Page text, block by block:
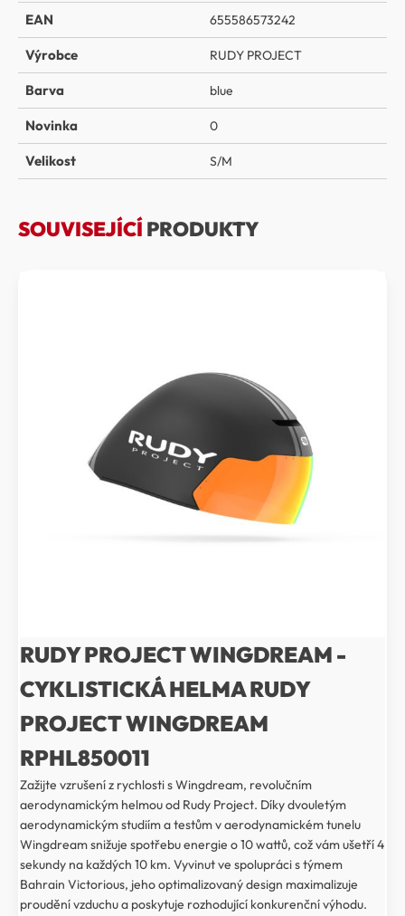
EAN 655586573242
Výrobce RUDY PROJECT
Barva blue
Novinka 0
Velikost S/M
SOUVISEJÍCÍ PRODUKTY
RUDY PROJECT WINGDREAM -
CYKLISTICKÁ HELMA RUDY
PROJECT WINGDREAM
RPHL850011
Zažijte vzrušení z rychlosti s Wingdream, revolučním
aerodynamickým helmou od Rudy Project. Díky dvouletým
aerodynamickým studiím a testům v aerodynamickém tunelu
Wingdream snižuje spotřebu energie o 10 wattů, což vám ušetří 4
sekundy na každých 10 km. Vyvinut ve spolupráci s týmem
Bahrain Victorious, jeho optimalizovaný design maximalizuje
proudění vzduchu a poskytuje rozhodující konkurenční výhodu.